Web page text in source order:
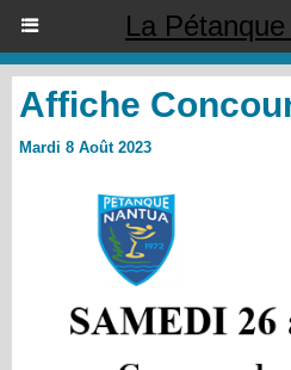
La
Affiche
Mardi 8 Août 2023